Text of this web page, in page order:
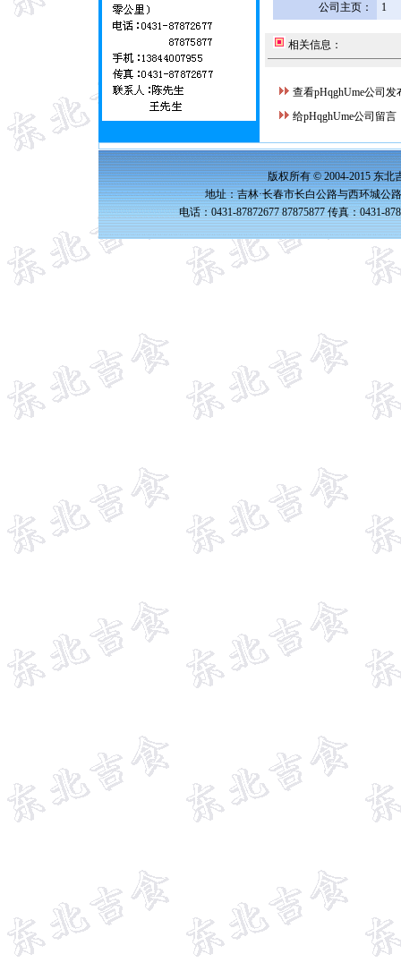
公司主页：
1
相关信息：
查看pHqghUme公司发
给pHqghUme公司留言
版权所有 © 2004-2015 东北
地址：吉林·长春市长白公路与西环城公
电话：0431-87872677 87875877 传真：0431-